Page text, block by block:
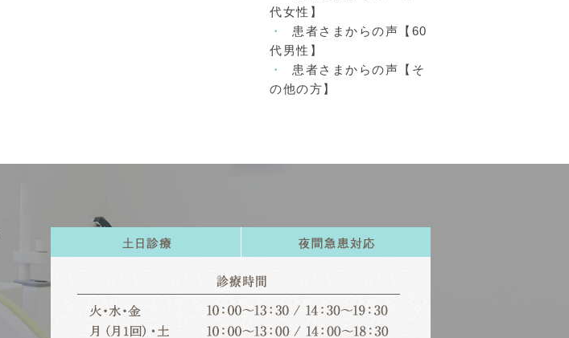
代女性】
患者さまからの声【60
代男性】
患者さまからの声【そ
の他の方】